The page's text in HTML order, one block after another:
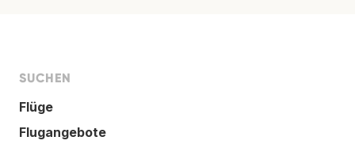
SUCHEN
Flüge
Flugangebote